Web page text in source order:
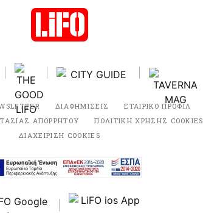
ΔΙΑΦΗΜΙΣΕΙΣ ΕΤΑΙΡΙΚΟ ΠΡΟΦΙΛ
ΑΠΟΡΡΗΤΟΥ
ΠΟΛΙΤΙΚΗ ΧΡΗΣΗΣ COOKIES
ΔΙΑΧΕΙΡΙΣΗ COOKIES